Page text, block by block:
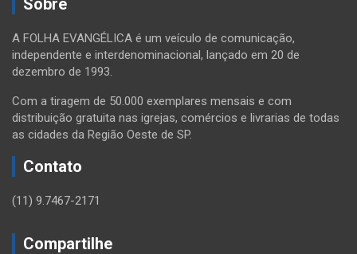
Sobre
A FOLHA EVANGÉLICA é um veículo de comunicação,
independente e interdenominacional, lançado em 20 de
dezembro de 1993.
Com a tiragem de 50.000 exemplares mensais e com
distribuição gratuita nas igrejas, comércios e livrarias de todas
as cidades da Região Oeste de SP.
Contato
(11) 9.7467-2171
Compartilhe